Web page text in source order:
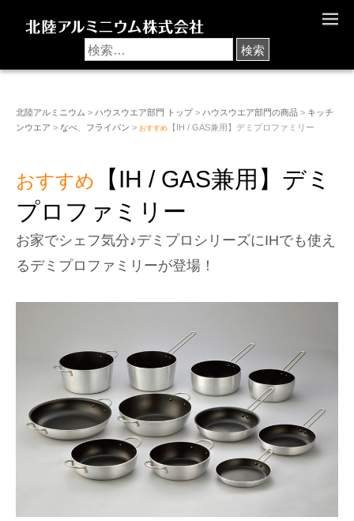
U
北陸アルミニウム > ハウスウエア部門 トップ > ハウスウエア部門の商品 > キッチ
ンウエア > なべ フライパン > おすすめ 【IH / GAS兼用】デミプロファミリー
おすすめ
【IH / GAS兼用】デミ
プロファミリー
お家でシェフ気分♪デミプロシリーズにIHでも使え
るデミプロファミリーが登場！